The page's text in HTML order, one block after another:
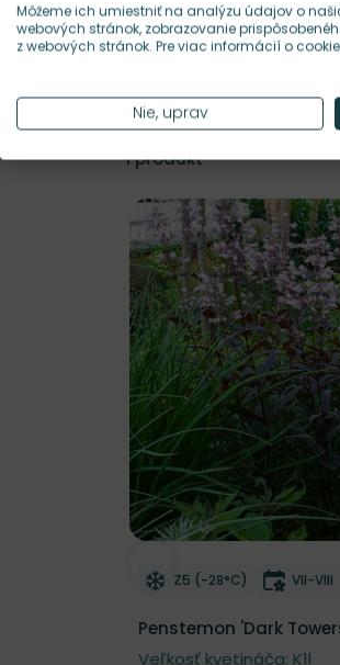
1produkt
Odober do zoznamu
Mrazuvzdornosť
Z5 (-28°C) Doba
VII-VIII
Penstemon 'Dark
Veľkosť kvetináča: K1l
Môžeme ich umiestniť na analýzu údajov o
webových stránok, zobrazovanie
z webových stránok. Pre viac informácií o
Nie, uprav